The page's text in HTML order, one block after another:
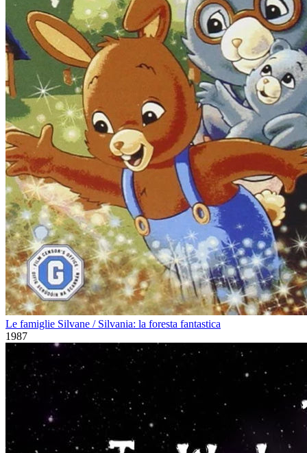
Le famiglie Silvane / Silvania: la foresta fantastica
1987